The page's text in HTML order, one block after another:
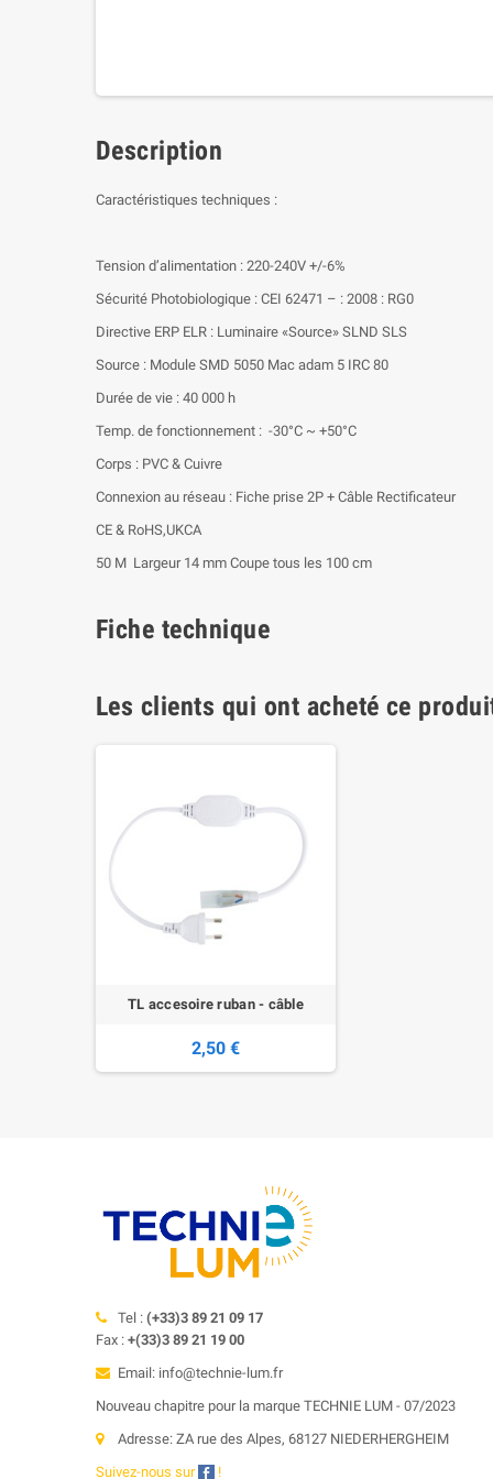
Description
Caractéristiques techniques :
Tension d’alimentation : 220-240V +/-6%
Sécurité Photobiologique : CEI 62471 – : 2008 : RG0
Directive ERP ELR : Luminaire «Source» SLND SLS
Source : Module SMD 5050 Mac adam 5 IRC 80
Durée de vie : 40 000 h
Temp. de fonctionnement : -30°C ~ +50°C
Corps : PVC & Cuivre
Connexion au réseau : Fiche prise 2P + Câble Rectificateur
CE & RoHS,UKCA
50 M Largeur 14 mm Coupe tous les 100 cm
Fiche technique
Les clients qui ont acheté ce
TL accesoire ruban - câble
2,50 €
Tel : (+33)3 89 21 09 17
Fax : +(33)3 89 21 19 00
Email: info@technie-lum.fr
Nouveau chapitre pour la marque TECHNIE LUM - 07/2023
Adresse: ZA rue des Alpes, 68127 NIEDERHERGHEIM
Suivez-nous sur
!